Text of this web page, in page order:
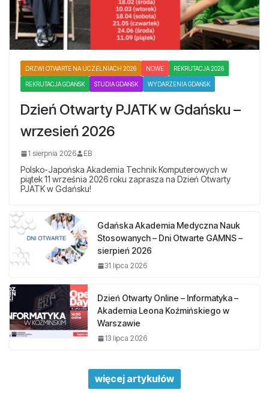
DRZWI OTWARTE NA UCZELNIACH 2026 NOWE REKRUTACJA 2026
REKRUTACJA GDAŃSK STUDIA GDAŃSK WYDARZENIA GDAŃSK
Dzień Otwarty PJATK w Gdańsku –
wrzesień 2026
1 sierpnia 2026 EB
Polsko-Japońska Akademia Technik Komputerowych w
piątek 11 września 2026 roku zaprasza na Dzień Otwarty
PJATK w Gdańsku!
Gdańska Akademia Medyczna Nauk
Stosowanych – Dni Otwarte GAMNS –
sierpień 2026
31 lipca 2026
Dzień Otwarty Online – Informatyka –
Akademia Leona Koźmińskiego w
Warszawie
13 lipca 2026
więcej artykułów